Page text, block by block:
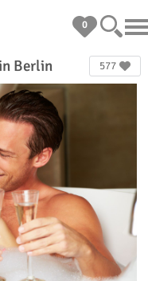
0
Berlin 577